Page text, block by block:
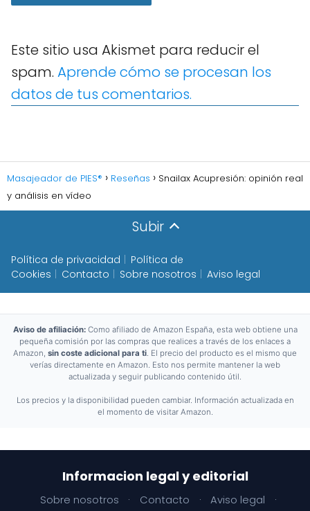
Este sitio usa Akismet para reducir el
spam. Aprende cómo se procesan los
datos de tus comentarios.
Masajeador de PIES® Reseñas
Snailax Acupresión: opinión real
y análisis en vídeo
Subir
Política de privacidad
Política de
Cookies
Contacto Sobre nosotros Aviso legal
Aviso de afiliación:Como afiliado de Amazon España, esta web obtiene una
pequeña comisión por las compras que realices a través de los enlaces a
Amazon, sin coste adicional para ti. El precio del producto es el mismo que
verías directamente en Amazon. Esto nos permite mantener la web
actualizada y seguir publicando contenido útil.
Los precios y la disponibilidad pueden cambiar. Información actualizada en
el momento de visitar Amazon.
Informacion legal y editorial
Sobre nosotros · Contacto · Aviso legal
·